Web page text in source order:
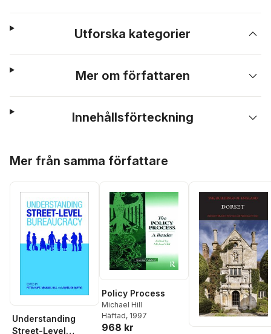
Utforska kategorier
Mer om författaren
Innehållsförteckning
Mer från samma författare
Understanding
Street-Level
Policy Process
Michael Hill
Häftad, 1997
968 kr